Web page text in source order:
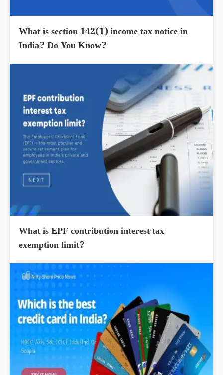
What is section 142(1) income tax notice in
India? Do You Know?
What is EPF contribution interest tax
exemption limit?